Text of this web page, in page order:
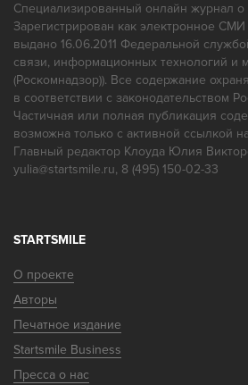
Интерьер
Результат лечения
Вы бы рекомендовали эту клинику?
Да
Специализированный онлайн журнал о
Зарегистрирован как электронное
выдано 16.06.2011 Федеральной
связи, информационных технологий и
(Роскомнадзор)). Все содержание
в соответствии с законодательством
Частичная или полная публикация
возможна только с активной ссылкой
Главный редактор Клоуда Юлия
yulia@startsmile.ru, 8 (495) 150-02-33
STARTSMILE
О проекте
Авторы
Печатное издание
Startsmile Business
Пресса о нас